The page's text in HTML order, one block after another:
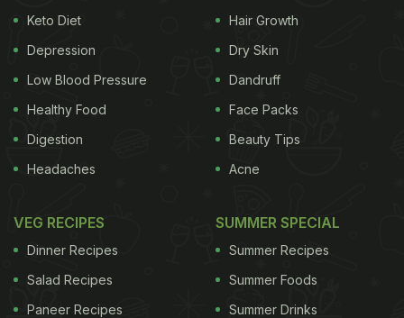
Keto Diet
Depression
Low Blood Pressure
Healthy Food
Digestion
Headaches
Hair Growth
Dry Skin
Dandruff
Face Packs
Beauty Tips
Acne
VEG RECIPES
Dinner Recipes
Salad Recipes
Paneer Recipes
SUMMER SPECIAL
Summer Recipes
Summer Foods
Summer Drinks